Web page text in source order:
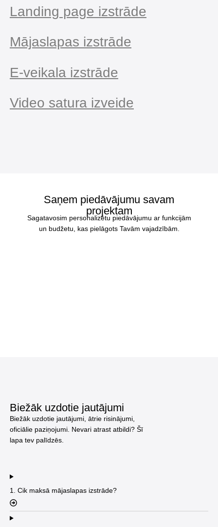
Landing page izstrāde
Mājaslapas izstrāde
E-veikala izstrāde
Video satura izveide
Saņem piedāvājumu savam
projektam
Sagatavosim personalizētu piedāvājumu ar funkcijām
un budžetu, kas pielāgots Tavām vajadzībām.
Biežāk uzdotie jautājumi
Biežāk uzdotie jautājumi, ātrie risinājumi,
oficiālie paziņojumi. Nevari atrast atbildi? Šī
lapa tev palīdzēs.
1. Cik maksā mājaslapas izstrāde?